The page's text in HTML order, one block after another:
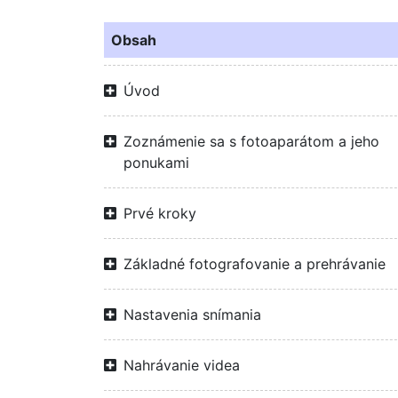
Obsah
Úvod
Zoznámenie sa s fotoaparátom a jeho
ponukami
Prvé kroky
Základné fotografovanie a prehrávanie
Nastavenia snímania
Nahrávanie videa